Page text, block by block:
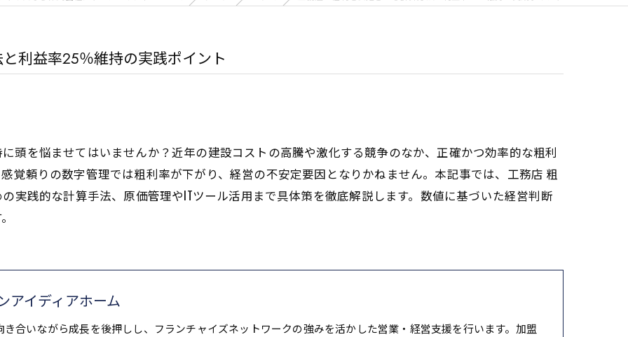
利益率25％維持の実践ポイント
頭を悩ませてはいませんか？近年の建設コストの高騰や激化する競争のなか、正確かつ効率的な粗利
覚頼りの数字管理では粗利率が下がり、経営の不安定要因となりかねません。本記事では、工務店 粗
実践的な計算手法、原価管理やITツール活用まで具体策を徹底解説します。数値に基づいた経営判断
アイディアホーム
合いながら成長を後押しし、フランチャイズネットワークの強みを活かした営業・経営支援を行います。加盟